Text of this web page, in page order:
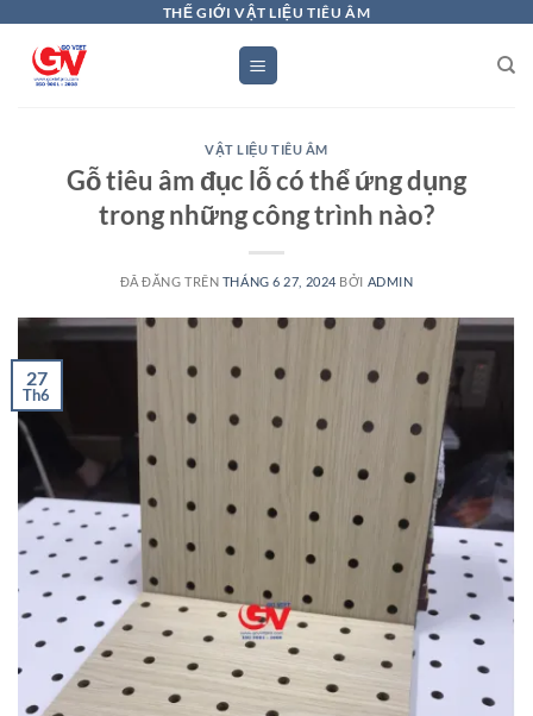
THẾ GIỚI VẬT LIỆU TIÊU ÂM
VẬT LIỆU TIÊU ÂM
Gỗ tiêu âm đục lỗ có thể ứng dụng
trong những công trình nào?
ĐÃ ĐĂNG TRÊN THÁNG 6 27, 2024 BỞI ADMIN
27
Th6